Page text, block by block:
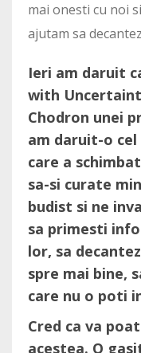
mai onesti cu noi
ajutam sa
Ieri am daruit
with
Chodron unei
am daruit-o
care a
sa-si curate
budist si ne
sa primesti
lor, sa
spre mai bine,
care nu o poti
Cred ca va
acestea. O